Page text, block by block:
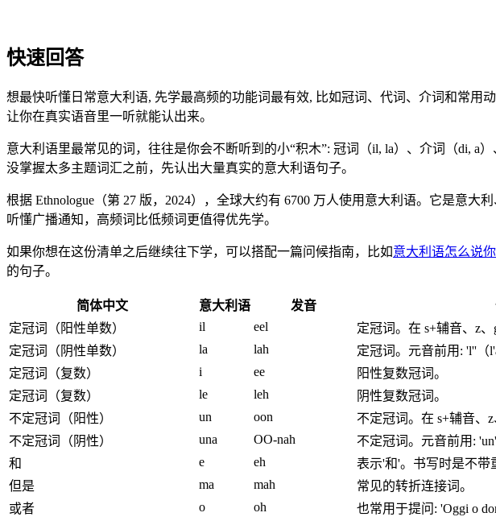
快速回答
想最快听懂日常意大利语, 先学最高频的功能词最有效, 比如冠词、代词、介词和常用
让你在真实语音里一听就能认出来。
意大利语里最常见的词，往往是你会不断听到的小“积木”: 冠词（il, la）、介词（di, a
没掌握太多主题词汇之前，先认出大量真实的意大利语句子。
根据 Ethnologue（第 27 版，2024），全球大约有 6700 万人使用意大利语。它是意
听懂广播通知，高频词比低频词更值得优先学。
如果你想在这份清单之后继续往下学，可以搭配一篇问候指南，比如意大利语怎么说
的句子。
简体中文 意大利语 发音
定冠词（阳性单数）
il eel
定冠词。在 s+辅音、z、
定冠词（阴性单数）
la lah
定冠词。元音前用: 'l''（
定冠词（复数）
i ee
阳性复数冠词。
定冠词（复数）
le leh
阴性复数冠词。
不定冠词（阳性）
un oon
不定冠词。在 s+辅音、z
不定冠词（阴性）
una OO-nah
不定冠词。元音前用:
和
e eh
表示'和'。书写时是不带
但是
ma mah
常见的转折连接词。
或者
o oh
也常用于提问: 'Oggi o